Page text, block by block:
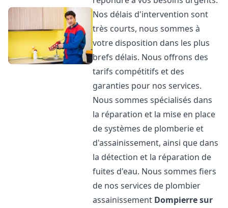
Nos délais d'intervention sont
très courts, nous sommes à
votre disposition dans les plus
brefs délais. Nous offrons des
tarifs compétitifs et des
garanties pour nos services.
Nous sommes spécialisés dans
la réparation et la mise en place
de systèmes de plomberie et
d'assainissement, ainsi que dans
la détection et la réparation de
fuites d'eau. Nous sommes fiers
de nos services de plombier
assainissement Dompierre sur